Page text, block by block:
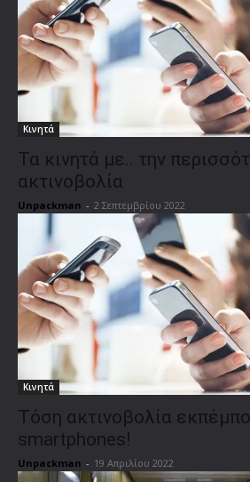
Κινητά
Τα κινητά με.. την
ακτινοβολία
Unpackman - 2 Σεπτεμβρίου 2022
Κινητά
Τόση ακτινοβολία
smartphones!
Unpackman - 19 Απριλίου 2022